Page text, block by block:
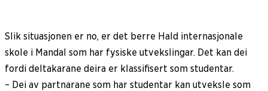
Slik situasjonen er no, er det berre Hald internasjonale
skole i Mandal som har fysiske utvekslingar. Det kan dei
fordi deltakarane deira er klassifisert som studentar.
– Dei av partnarane som har studentar kan utveksle som